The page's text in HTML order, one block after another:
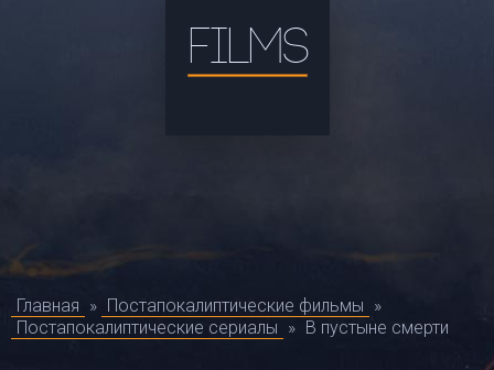
FILMS
Главная » Постапокалиптические фильмы »
Постапокалиптические сериалы » В пустыне смерти